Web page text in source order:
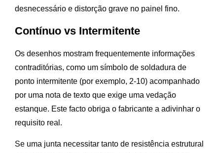
desnecessário e distorção grave no painel fino.
Contínuo vs Intermitente
Os desenhos mostram frequentemente informações
contraditórias, como um símbolo de soldadura de
ponto intermitente (por exemplo, 2-10) acompanhado
por uma nota de texto que exige uma vedação
estanque. Este facto obriga o fabricante a adivinhar o
requisito real.
Se uma junta necessitar tanto de resistência estrutural